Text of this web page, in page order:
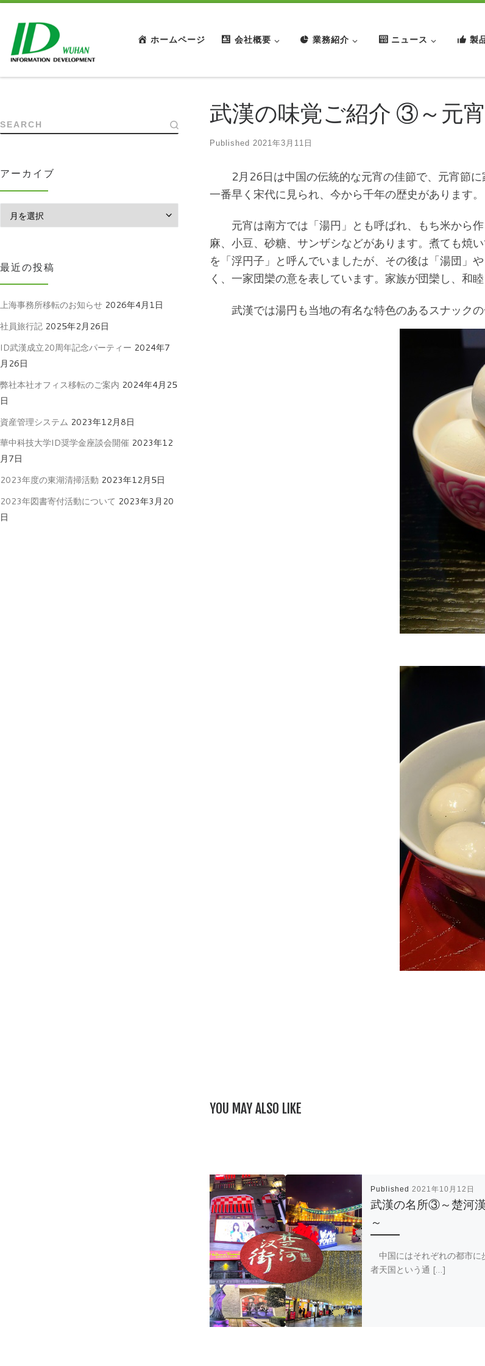
ホームページ 会社概要 業務紹介 ニュース 製
武漢の味覚ご紹介 ③～元
Published 2021年3月11日
2月26日は中国の伝統的な元宵の佳節で、元宵節に
一番早く宋代に見られ、今から千年の歴史があります。
元宵は南方では「湯円」とも呼ばれ、もち米から作
麻、小豆、砂糖、サンザシなどがあります。煮ても焼
を「浮円子」と呼んでいましたが、その後は「湯団」
く、一家団欒の意を表しています。家族が団欒し、和
武漢では湯円も当地の有名な特色のあるスナック
YOU MAY ALSO LIKE
Published 2021年10月12日
武漢の名所③～楚河
～
中国にはそれぞれの都市に
者天国という通 […]
SEARCH
アーカイブ
最近の投稿
上海事務所移転のお知らせ 2026年4月1日
社員旅行記 2025年2月26日
ID武漢成立20周年記念パーティー 2024年7
月26日
弊社本社オフィス移転のご案内 2024年4月25
日
資産管理システム 2023年12月8日
華中科技大学ID奨学金座談会開催 2023年12
月7日
2023年度の東湖清掃活動 2023年12月5日
2023年図書寄付活動について 2023年3月20
日